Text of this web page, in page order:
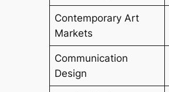
Contemporary Art
Markets
Communication
Design